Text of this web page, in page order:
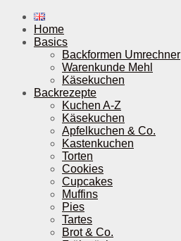
Home
Basics
Backformen Umrechner
Warenkunde Mehl
Käsekuchen
Backrezepte
Kuchen A-Z
Käsekuchen
Apfelkuchen & Co.
Kastenkuchen
Torten
Cookies
Cupcakes
Muffins
Pies
Tartes
Brot & Co.